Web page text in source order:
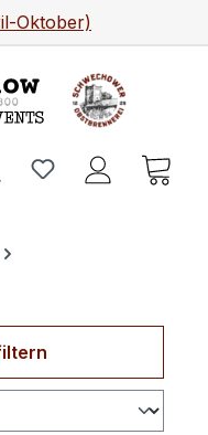
Oktober)